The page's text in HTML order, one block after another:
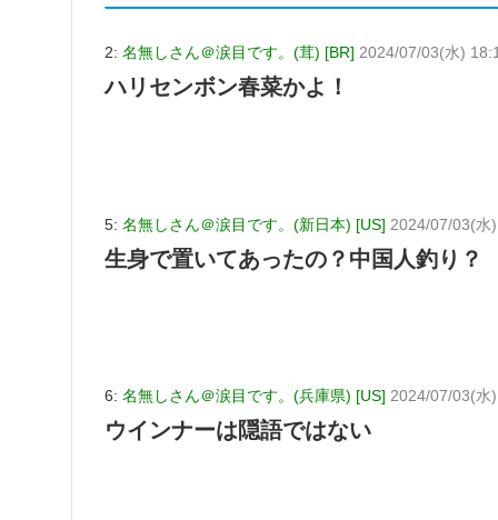
2: 名無しさん＠涙目です。(茸) [BR] 2024/07/03(水)
ハリセンボン春菜かよ！
5: 名無しさん＠涙目です。(新日本) [US] 2024/07/03(水
生身で置いてあったの？中国人釣り？
6: 名無しさん＠涙目です。(兵庫県) [US] 2024/07/03(水
ウインナーは隠語ではない